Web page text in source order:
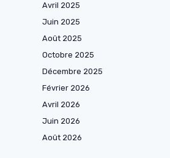
Avril 2025
Juin 2025
Août 2025
Octobre 2025
Décembre 2025
Février 2026
Avril 2026
Juin 2026
Août 2026